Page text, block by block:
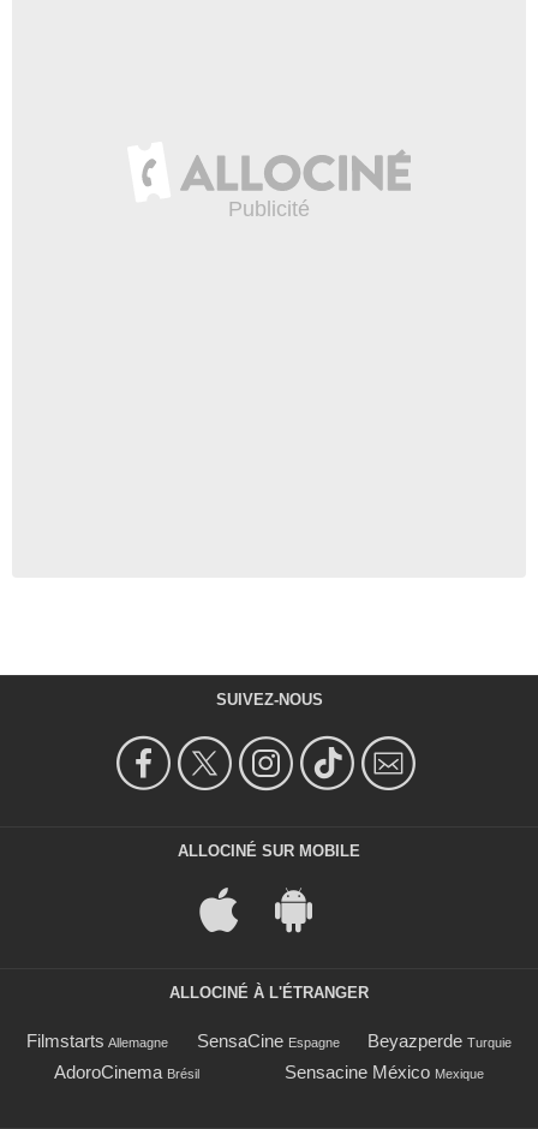
SUIVEZ-NOUS
ALLOCINÉ SUR MOBILE
ALLOCINÉ À L'ÉTRANGER
Filmstarts Allemagne SensaCine Espagne Beyazperde Turquie
AdoroCinema Brésil Sensacine México Mexique